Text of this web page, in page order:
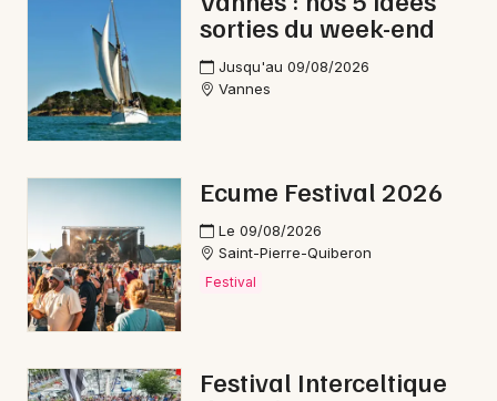
sorties du week-end
Jusqu'au 09/08/2026
Vannes
Ecume Festival 2026
Le 09/08/2026
Saint-Pierre-Quiberon
Festival
Festival Interceltique